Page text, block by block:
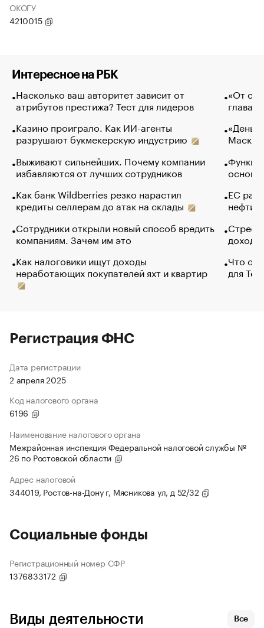
ОКОГУ
4210015
Интересное на РБК
Насколько ваш авторитет зависит от
атрибутов престижа? Тест для лидеров
Казино проиграло. Как ИИ-агенты
разрушают букмекерскую индустрию
Выживают сильнейших. Почему компании
избавляются от лучших сотрудников
Как банк Wildberries резко нарастил
кредиты селлерам до атак на склады
Сотрудники открыли новый способ вредить
компаниям. Зачем им это
Как налоговики ищут доходы
неработающих покупателей яхт и квартир
«От
глава
Маск в
основ
ЕС
нефти
Что
для
Регистрация ФНС
Дата регистрации
2 апреля 2025
Код налогового органа
6196
Наименование налогового органа
Межрайонная инспекция Федеральной налоговой службы №
26 по Ростовской области
Адрес налоговой
344019, Ростов-на-Дону г, Мясникова ул, д 52/32
Социальные фонды
Регистрационный номер СФР
1376833172
Виды деятельности Все